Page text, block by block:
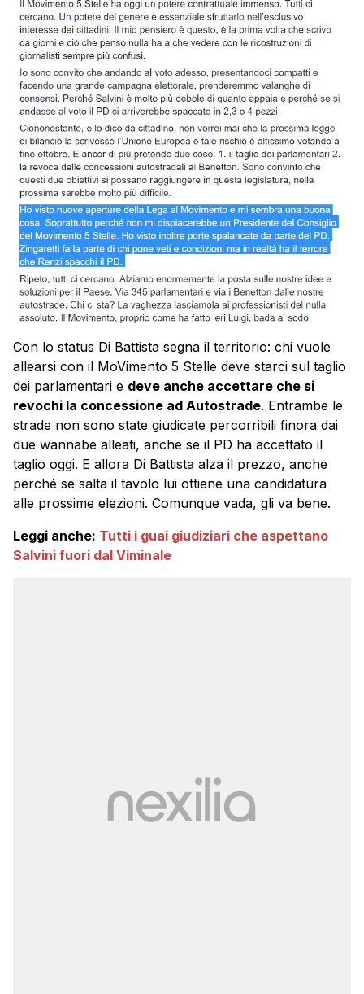
Con lo status Di Battista segna il territorio: chi vuole
allearsi con il MoVimento 5 Stelle deve starci sul taglio
dei parlamentari e deve anche accettare che si
revochi la concessione ad Autostrade. Entrambe le
strade non sono state giudicate percorribili finora dai
due wannabe alleati, anche se il PD ha accettato il
taglio oggi. E allora Di Battista alza il prezzo, anche
perché se salta il tavolo lui ottiene una candidatura
alle prossime elezioni. Comunque vada, gli va bene.
Leggi anche: Tutti i guai giudiziari che aspettano
Salvini fuori dal Viminale